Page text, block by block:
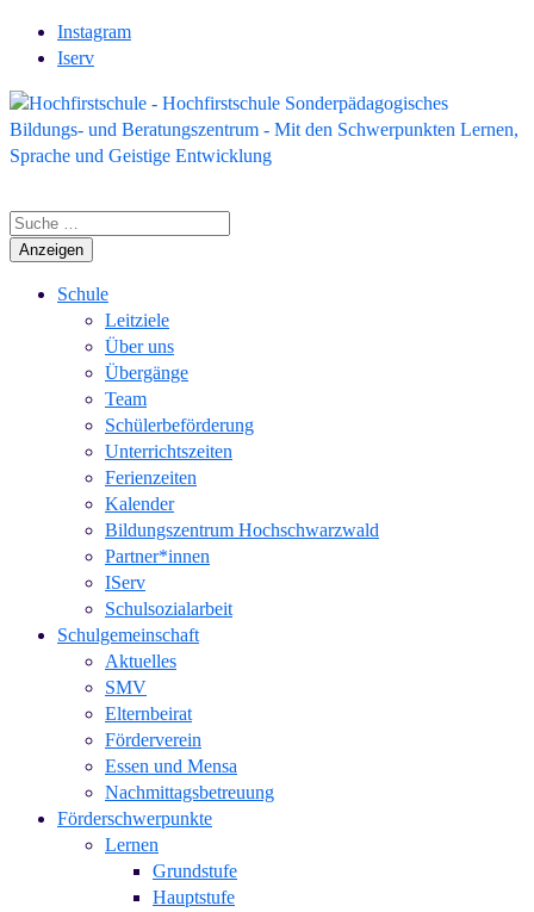
Instagram
Iserv
Anzeigen
Schule
Leitziele
Über uns
Übergänge
Team
Schülerbeförderung
Unterrichtszeiten
Ferienzeiten
Kalender
Bildungszentrum Hochschwarzwald
Partner*innen
IServ
Schulsozialarbeit
Schulgemeinschaft
Aktuelles
SMV
Elternbeirat
Förderverein
Essen und Mensa
Nachmittagsbetreuung
Förderschwerpunkte
Lernen
Grundstufe
Hauptstufe